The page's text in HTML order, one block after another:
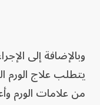
وبالإضافة إلى
يتطلب علاج الورم
من علامات الورم